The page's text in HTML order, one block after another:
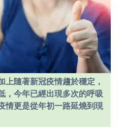
上隨著新冠疫情趨於穩定，
，今年已經出現多次的呼吸
情更是從年初一路延燒到現